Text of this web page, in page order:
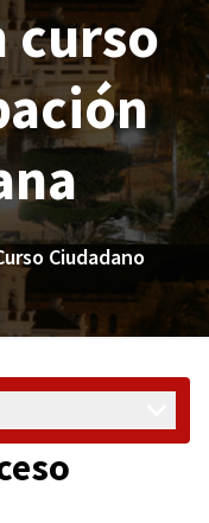
curso
externo)
Ciudadano